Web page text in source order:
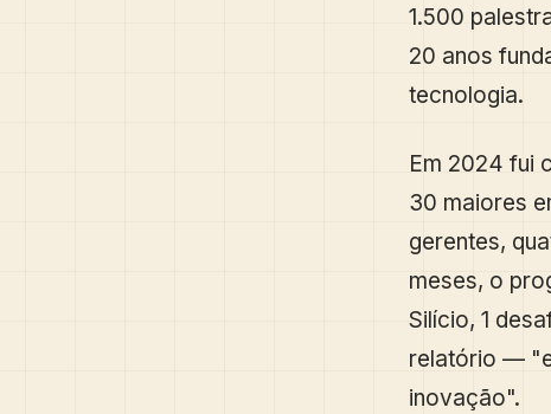
1.500
20 anos
tecnologia.
Em 2024 fui
30 maiores
gerentes,
meses, o
Silício, 1
relatório —
inovação".